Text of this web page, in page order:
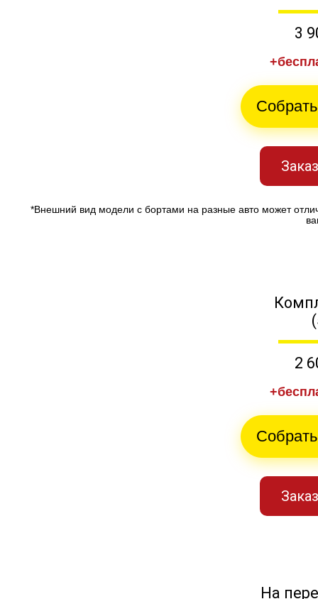
3
*Внешний вид модели с бортами на разные авто может
2
На